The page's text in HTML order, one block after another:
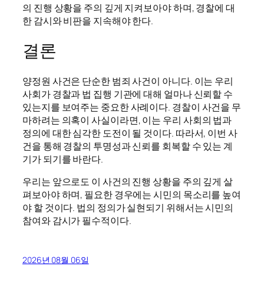
의 진행 상황을 주의 깊게 지켜보아야 하며, 경찰에 대
한 감시와 비판을 지속해야 한다.
결론
양정원 사건은 단순한 범죄 사건이 아니다. 이는 우리
사회가 경찰과 법 집행 기관에 대해 얼마나 신뢰할 수
있는지를 보여주는 중요한 사례이다. 경찰이 사건을 무
마하려는 의혹이 사실이라면, 이는 우리 사회의 법과
정의에 대한 심각한 도전이 될 것이다. 따라서, 이번 사
건을 통해 경찰의 투명성과 신뢰를 회복할 수 있는 계
기가 되기를 바란다.
우리는 앞으로도 이 사건의 진행 상황을 주의 깊게 살
펴보아야 하며, 필요한 경우에는 시민의 목소리를 높여
야 할 것이다. 법의 정의가 실현되기 위해서는 시민의
참여와 감시가 필수적이다.
2026년 08월 06일